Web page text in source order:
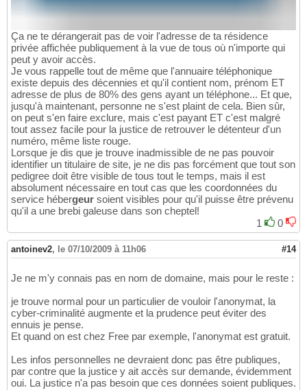
Ça ne te dérangerait pas de voir l'adresse de ta résidence
privée affichée publiquement à la vue de tous où n'importe qui
peut y avoir accès.
Je vous rappelle tout de même que l'annuaire téléphonique
existe depuis des décennies et qu'il contient nom, prénom ET
adresse de plus de 80% des gens ayant un téléphone... Et que,
jusqu'à maintenant, personne ne s'est plaint de cela. Bien sûr,
on peut s'en faire exclure, mais c'est payant ET c'est malgré
tout assez facile pour la justice de retrouver le détenteur d'un
numéro, même liste rouge.
Lorsque je dis que je trouve inadmissible de ne pas pouvoir
identifier un titulaire de site, je ne dis pas forcément que tout son
pedigree doit être visible de tous tout le temps, mais il est
absolument nécessaire en tout cas que les coordonnées du
service hébergeur soient visibles pour qu'il puisse être prévenu
qu'il a une brebi galeuse dans son cheptel!
1
0
antoinev2, le 07/10/2009 à 11h06 #14
Je ne m'y connais pas en nom de domaine, mais pour le reste :
je trouve normal pour un particulier de vouloir l'anonymat, la
cyber-criminalité augmente et la prudence peut éviter des
ennuis je pense.
Et quand on est chez Free par exemple, l'anonymat est gratuit.
Les infos personnelles ne devraient donc pas être publiques,
par contre que la justice y ait accès sur demande, évidemment
oui. La justice n'a pas besoin que ces données soient publiques.